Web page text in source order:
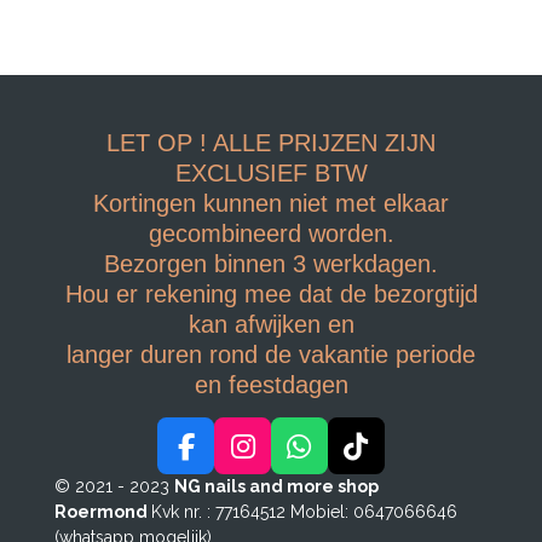
LET OP ! ALLE PRIJZEN ZIJN
EXCLUSIEF BTW
Kortingen kunnen niet met elkaar
gecombineerd worden.
Bezorgen binnen 3 werkdagen.
Hou er rekening mee dat de bezorgtijd
kan afwijken en
langer duren rond de vakantie periode
en feestdagen
F
a
c
I
n
s
W
h
a
T
i
k
© 2021 - 2023 NG nails and more shop
Roermond Kvk nr. : 77164512 Mobiel: 0647066646
(whatsapp mogelijk)